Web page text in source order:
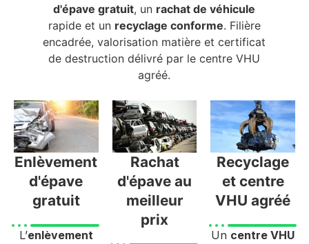
d'épave gratuit, un rachat de véhicule
rapide et un recyclage conforme. Filière
encadrée, valorisation matière et certificat
de destruction délivré par le centre VHU
agréé.
Enlèvement
d'épave
gratuit
L’enlèvement
Rachat
d'épave au
meilleur
prix
Recyclage
et centre
VHU agréé
Un centre VHU